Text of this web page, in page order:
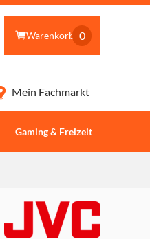
Warenkorb 0
Gaming & Freizeit
Mein Fachmarkt